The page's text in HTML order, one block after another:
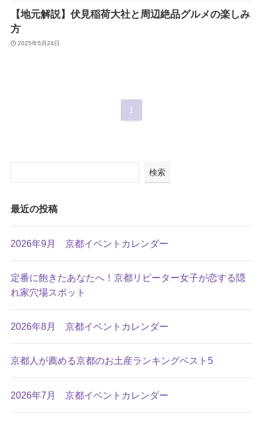
【地元解説】伏見稲荷大社と周辺絶品グルメの楽しみ
方
2025年5月24日
1
検索
最近の投稿
2026年9月 京都イベントカレンダー
定番に飽きたあなたへ！京都リピーター女子が恋する隠
れ家穴場スポット
2026年8月 京都イベントカレンダー
京都人が薦める京都のお土産ランキングベスト5
2026年7月 京都イベントカレンダー